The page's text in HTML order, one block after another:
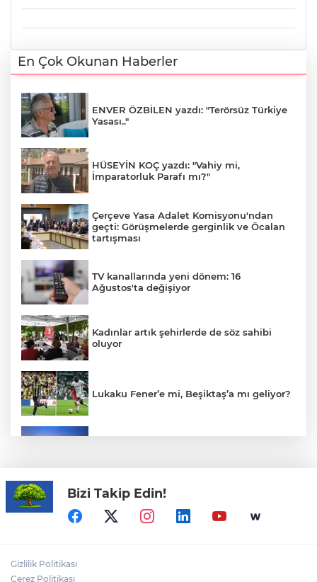
En Çok Okunan Haberler
ENVER ÖZBİLEN yazdı: "Terörsüz Türkiye
Yasası.."
HÜSEYİN KOÇ yazdı: "Vahiy mi,
İmparatorluk Parafı mı?"
Çerçeve Yasa Adalet Komisyonu'ndan
geçti: Görüşmelerde gerginlik ve Öcalan
tartışması
TV kanallarında yeni dönem: 16
Ağustos'ta değişiyor
Kadınlar artık şehirlerde de söz sahibi
oluyor
Lukaku Fener’e mi, Beşiktaş’a mı geliyor?
Siyasetçilere taş çıkartan Vali
Bizi Takip Edin!
Gizlilik Politikası
Çerez Politikası